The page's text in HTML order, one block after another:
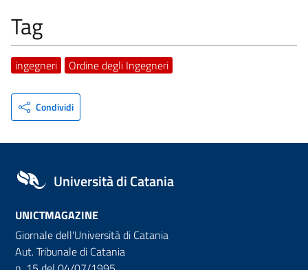
Tag
ingegneri Ordine degli Ingegneri
Condividi
Università di Catania
UNICTMAGAZINE
Giornale dell'Università di Catania
Aut. Tribunale di Catania